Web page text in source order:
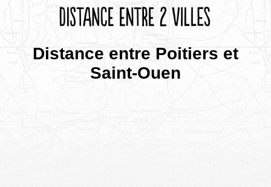
Distance entre Poitiers et
Saint-Ouen